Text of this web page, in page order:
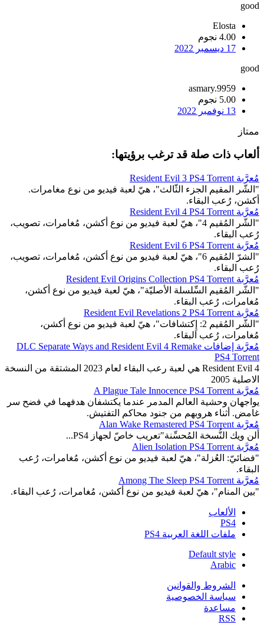
good
Elosta
4.00 نجوم
17 ديسمبر 2022
good
asmary.9959
5.00 نجوم
13 نوفمبر 2022
ممتاز
ألعاب ذات صلة قد ترغب برؤيتها:
مُعرَّبة Resident Evil 3 PS4 Torrent
"الشّر المقيم الجزء الثّالث"، هيّ لعبة فيديو من نوع مغامرات.
أكشن، رُعب البقاء.
مُعرَّبة Resident Evil 4 PS4 Torrent
"الشّر المُقيم 4"، هيّ لعبة فيديو من نوع أكشن، مُغامرات، تصويب،
رُعب البقاء.
مُعرَّبة Resident Evil 6 PS4 Torrent
"الشرّ المُقيم 6"، هيّ لعبة فيديو من نوع أكشن، مُغامرات، تصويب،
رُعب البقاء.
مُعرَّبة Resident Evil Origins Collection PS4 Torrent
"الشّر المُقيم السِّلسلة الأصليّة"، هيّ لعبة فيديو من نوع أكشن،
مُغامرات، رُعب البقاء.
مُعرَّبة Resident Evil Revelations 2 PS4 Torrent
"الشّر المُقيم 2: إِكتشافات"، هيّ لعبة فيديو من نوع أكشن،
مُغامرات، رُعب البقاء.
مُعرَّبة إضافات DLC Separate Ways and Resident Evil 4 Remake
PS4 Torrent
Resident Evil 4 هي لعبة رعب البقاء لعام 2023 المشتقة من النسخة
الاصلية 2005
مُعرَّبة A Plague Tale Innocence PS4 Torrent
يواجهان وحشية العالم المدمر عندما يكتشفان هدفهما في فضح سر
غامض. أثناء هروبهم من جنود محاكم التفتيش.
مُعرَّبة Alan Wake Remastered PS4 Torrent
ألن ويك النُّسخة المُحسِّنة"تعريب خاصّ لجهاز PS4...
مُعرَّبة Alien Isolation PS4 Torrent
"فضائيّ: العُزلة"، هيّ لعبة فيديو من نوع أكشن، مُغامرات، رُعب
البقاء.
مُعرَّبة Among The Sleep PS4 Torrent
"بين المنام"، هيّ لعبة فيديو من نوع أكشن، مُغامرات، رُعب البقاء.
الألعاب
PS4
ملفات اللغة العربية PS4
Default style
Arabic
الشروط والقوانين
سياسة الخصوصية
مساعدة
RSS